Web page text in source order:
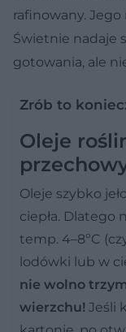
rafinowany.
Świetnie nadaje
gotowania, ale
Zrób to
Oleje
Oleje szybko
ciepła. Dlatego
temp. 4–8ºC
lodówki lub w
nie wolno
wierzchu! Jeśli